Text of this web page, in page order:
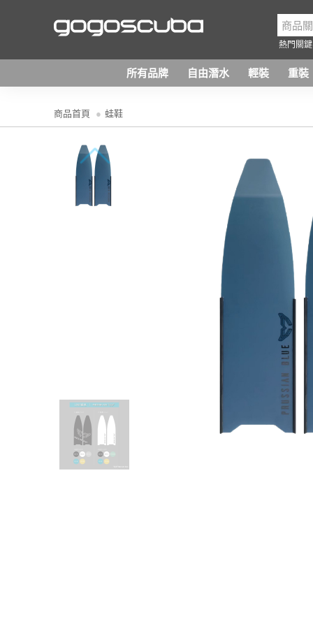
熱門關
所有品牌 自由潛水 輕裝 重裝
商品首頁 蛙鞋